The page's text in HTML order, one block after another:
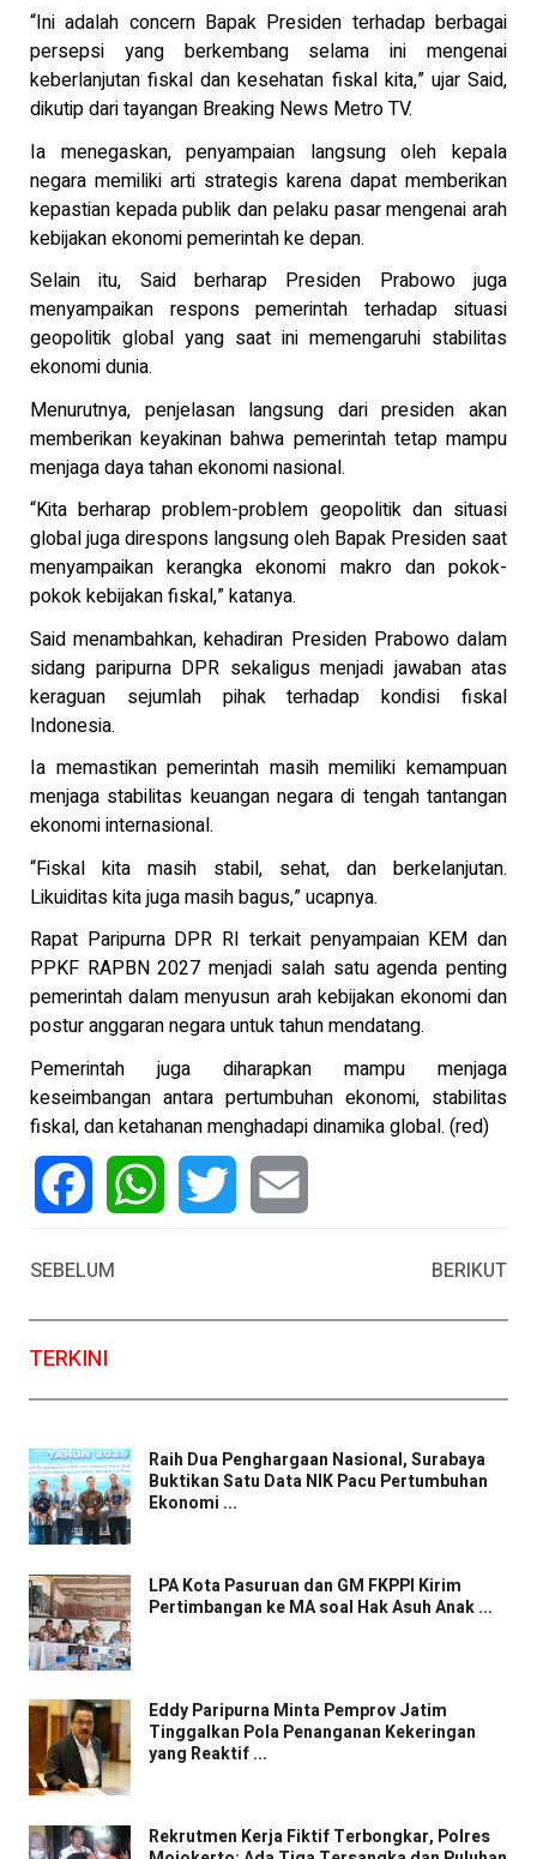
“Ini adalah concern Bapak Presiden terhadap berbagai
persepsi yang berkembang selama ini mengenai
keberlanjutan fiskal dan kesehatan fiskal kita,” ujar Said,
dikutip dari tayangan Breaking News Metro TV.
Ia menegaskan, penyampaian langsung oleh kepala
negara memiliki arti strategis karena dapat memberikan
kepastian kepada publik dan pelaku pasar mengenai arah
kebijakan ekonomi pemerintah ke depan.
Selain itu, Said berharap Presiden Prabowo juga
menyampaikan respons pemerintah terhadap situasi
geopolitik global yang saat ini memengaruhi stabilitas
ekonomi dunia.
Menurutnya, penjelasan langsung dari presiden akan
memberikan keyakinan bahwa pemerintah tetap mampu
menjaga daya tahan ekonomi nasional.
“Kita berharap problem-problem geopolitik dan situasi
global juga direspons langsung oleh Bapak Presiden saat
menyampaikan kerangka ekonomi makro dan pokok-
pokok kebijakan fiskal,” katanya.
Said menambahkan, kehadiran Presiden Prabowo dalam
sidang paripurna DPR sekaligus menjadi jawaban atas
keraguan sejumlah pihak terhadap kondisi fiskal
Indonesia.
Ia memastikan pemerintah masih memiliki kemampuan
menjaga stabilitas keuangan negara di tengah tantangan
ekonomi internasional.
“Fiskal kita masih stabil, sehat, dan berkelanjutan.
Likuiditas kita juga masih bagus,” ucapnya.
Rapat Paripurna DPR RI terkait penyampaian KEM dan
PPKF RAPBN 2027 menjadi salah satu agenda penting
pemerintah dalam menyusun arah kebijakan ekonomi dan
postur anggaran negara untuk tahun mendatang.
Pemerintah juga diharapkan mampu menjaga
keseimbangan antara pertumbuhan ekonomi, stabilitas
fiskal, dan ketahanan menghadapi dinamika global. (red)
SEBELUM
BERIKUT
TERKINI
Raih Dua Penghargaan Nasional, Surabaya
Buktikan Satu Data NIK Pacu Pertumbuhan
Ekonomi ...
LPA Kota Pasuruan dan GM FKPPI Kirim
Pertimbangan ke MA soal Hak Asuh Anak ...
Eddy Paripurna Minta Pemprov Jatim
Tinggalkan Pola Penanganan Kekeringan
yang Reaktif ...
Rekrutmen Kerja Fiktif Terbongkar, Polres